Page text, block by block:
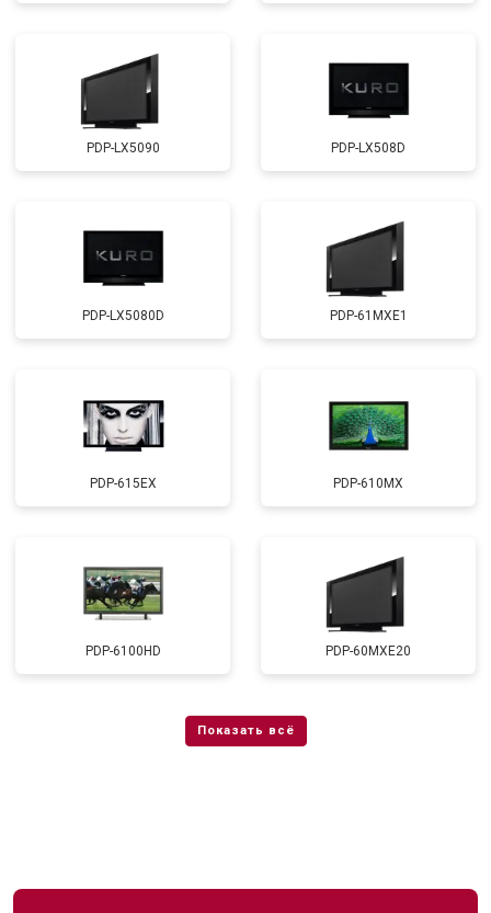
PDP-LX5090 PDP-LX508D
PDP-LX5080D PDP-61MXE1
PDP-615EX PDP-610MX
PDP-6100HD PDP-60MXE20